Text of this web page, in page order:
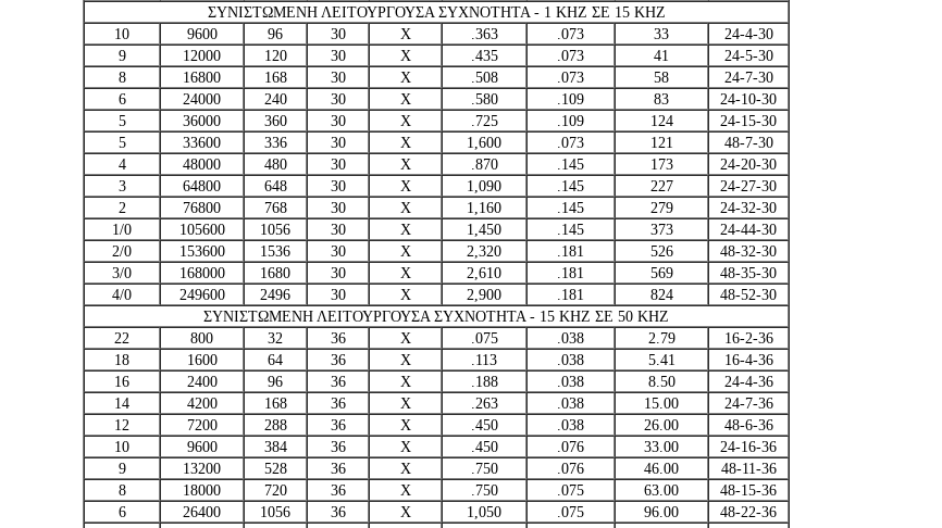
ΣΥΝΙΣΤΩΜΕΝΗ ΛΕΙΤΟΥΡΓΟΥΣΑ ΣΥΧΝΟΤΗΤΑ - 1 KHZ ΣΕ 15 KHZ
10
9600 96 30 Χ .363 .073 33
24-4-30
9
12000 120 30 Χ .435 .073 41
24-5-30
8
16800 168 30 Χ .508 .073 58
24-7-30
6
24000 240 30 Χ .580 .109 83
24-10-30
5
36000 360 30 Χ .725 .109 124
24-15-30
5
33600 336 30 Χ 1,600 .073 121
48-7-30
4
48000 480 30 Χ .870 .145 173
24-20-30
3
64800 648 30 Χ 1,090 .145 227
24-27-30
2
76800 768 30 Χ 1,160 .145 279
24-32-30
1/0
105600 1056 30 Χ 1,450 .145 373
24-44-30
2/0
153600 1536 30 Χ 2,320 .181 526
48-32-30
3/0
168000 1680 30 Χ 2,610 .181 569
48-35-30
4/0
249600 2496 30 Χ 2,900 .181 824
48-52-30
ΣΥΝΙΣΤΩΜΕΝΗ ΛΕΙΤΟΥΡΓΟΥΣΑ ΣΥΧΝΟΤΗΤΑ - 15 KHZ ΣΕ 50 KHZ
22
800 32 36 Χ .075 .038 2.79
16-2-36
18
1600 64 36 Χ .113 .038 5.41
16-4-36
16
2400 96 36 Χ .188 .038 8.50
24-4-36
14
4200 168 36 Χ .263 .038 15.00
24-7-36
12
7200 288 36 Χ .450 .038 26.00
48-6-36
10
9600 384 36 Χ .450 .076 33.00
24-16-36
9
13200 528 36 Χ .750 .076 46.00
48-11-36
8
18000 720 36 Χ .750 .075 63.00
48-15-36
6
26400 1056 36 Χ 1,050 .075 96.00
48-22-36